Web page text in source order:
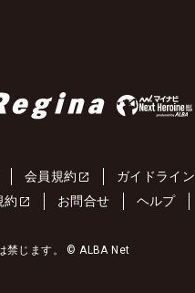
会員規約 ガイドライン
約 お問合せ ヘルプ
禁じます。 © ALBA Net